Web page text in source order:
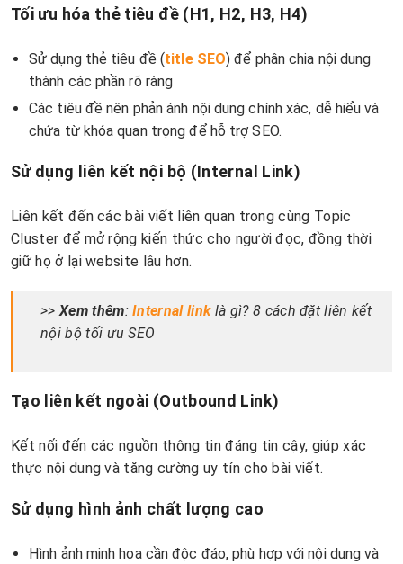
Tối ưu hóa thẻ tiêu đề (H1, H2, H3, H4)
Sử dụng thẻ tiêu đề (title SEO) để phân chia nội dung
thành các phần rõ ràng
Các tiêu đề nên phản ánh nội dung chính xác, dễ hiểu và
chứa từ khóa quan trọng để hỗ trợ SEO.
Sử dụng liên kết nội bộ (Internal Link)
Liên kết đến các bài viết liên quan trong cùng Topic
Cluster để mở rộng kiến thức cho người đọc, đồng thời
giữ họ ở lại website lâu hơn.
>>Xem thêm:Internal linklà gì? 8 cách đặt liên kết
nội bộ tối ưu SEO
Tạo liên kết ngoài (Outbound Link)
Kết nối đến các nguồn thông tin đáng tin cậy, giúp xác
thực nội dung và tăng cường uy tín cho bài viết.
Sử dụng hình ảnh chất lượng cao
Hình ảnh minh họa cần độc đáo, phù hợp với nội dung và